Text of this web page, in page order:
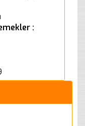
: